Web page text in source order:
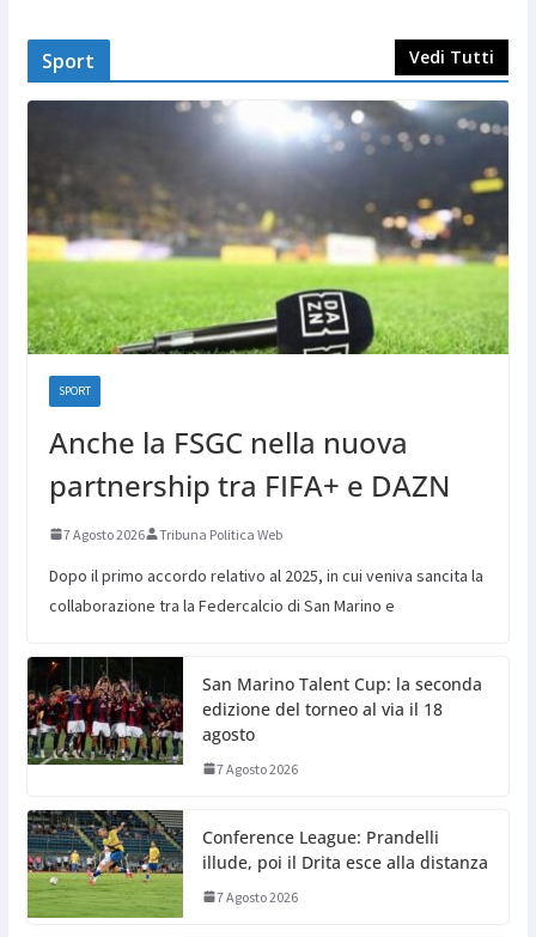
Sport Vedi Tutti
SPORT
Anche la FSGC nella nuova
partnership tra FIFA+ e DAZN
7 Agosto 2026 Tribuna Politica Web
Dopo il primo accordo relativo al 2025, in cui veniva sancita la
collaborazione tra la Federcalcio di San Marino e
San Marino Talent Cup: la seconda
edizione del torneo al via il 18
agosto
7 Agosto 2026
Conference League: Prandelli
illude, poi il Drita esce alla distanza
7 Agosto 2026